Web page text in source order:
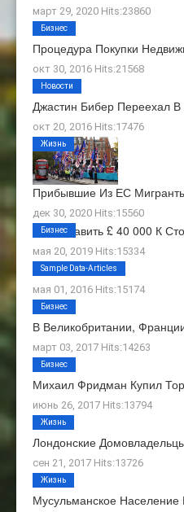
март 29, 2020 Hits:23860
Процедура Покупки
окт 30, 2016 Hits:21568
Бизнес
Джастин Бибер Переехал
окт 20, 2016 Hits:17476
Новости
Прибывшие Из ЕС
дек 30, 2020 Hits:15560
Жизнь
Как Добавить £ 40 000 К
мая 20, 2019 Hits:15334
Бизнес
О Нас
мая 01, 2016 Hits:15174
Sample Data-Articles
В Великобритании,
март 03, 2017 Hits:14263
Бизнес
Михаил Фридман Купил
июнь 26, 2017 Hits:13794
Бизнес
Лондонские
сен 21, 2017 Hits:13726
Жизнь
Мусульманское
Жизнь